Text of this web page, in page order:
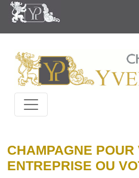
CHAMPAGNE POUR
ENTREPRISE OU